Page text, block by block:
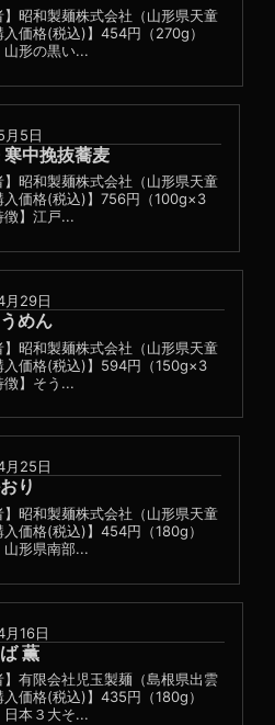
】昭和製麺株式会社（山形県天童
価格(税込)】454円（270g）
山形の黒い...
月5日
寒中挽抜蕎麦
】昭和製麺株式会社（山形県天童
入価格(税込)】756円（100g×3
徴】江戸...
月29日
めん
】昭和製麺株式会社（山形県天童
入価格(税込)】594円（150g×3
徴】そう...
月25日
り
】昭和製麺株式会社（山形県天童
価格(税込)】454円（180g）
山形県南部...
16日
薫
】有限会社児玉製麺（島根県出雲
価格(税込)】435円（180g）
日本３大そ...